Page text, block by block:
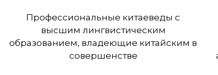
Профессиональные китаеведы с
высшим лингвистическим
образованием, владеющие китайским в
совершенстве